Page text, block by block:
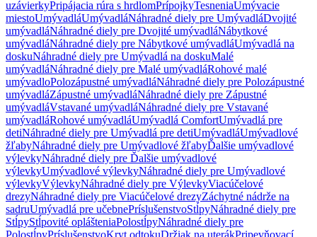
uzávierkyPripájacia rúra s hrdlomPrípojkyTesneniaUmývacie
miestoUmývadláUmývadláNáhradné diely pre UmývadláDvojité
umývadláNáhradné diely pre Dvojité umývadláNábytkové
umývadláNáhradné diely pre Nábytkové umývadláUmývadlá na
doskuNáhradné diely pre Umývadlá na doskuMalé
umývadláNáhradné diely pre Malé umývadláRohové malé
umývadloPolozápustné umývadláNáhradné diely pre Polozápustné
umývadláZápustné umývadláNáhradné diely pre Zápustné
umývadláVstavané umývadláNáhradné diely pre Vstavané
umývadláRohové umývadláUmývadlá ComfortUmývadlá pre
detiNáhradné diely pre Umývadlá pre detiUmývadláUmývadlové
žľabyNáhradné diely pre Umývadlové žľabyĎalšie umývadlové
výlevkyNáhradné diely pre Ďalšie umývadlové
výlevkyUmývadlové výlevkyNáhradné diely pre Umývadlové
výlevkyVýlevkyNáhradné diely pre VýlevkyViacúčelové
drezyNáhradné diely pre Viacúčelové drezyZáchytné nádrže na
sadruUmývadlá pre učebnePríslušenstvoStĺpyNáhradné diely pre
StĺpyStĺpovité oplášteniaPolostĺpyNáhradné diely pre
PolostĺpyPríslušenstvoKryt odtokuDržiak na uterákPripevňovací